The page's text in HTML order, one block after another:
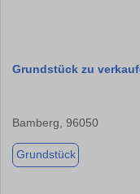
Grundstück zu
Bamberg, 96050
Grundstück